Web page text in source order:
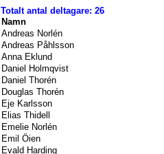
Totalt antal deltagare: 26
Namn
Andreas Norlén
Andreas Påhlsson
Anna Eklund
Daniel Holmqvist
Daniel Thorén
Douglas Thorén
Eje Karlsson
Elias Thidell
Emelie Norlén
Emil Öien
Evald Harding